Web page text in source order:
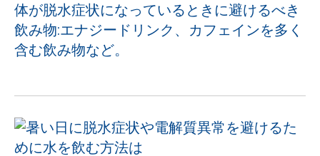
体が脱水症状になっているときに避けるべき
飲み物:エナジードリンク、カフェインを多く
含む飲み物など。